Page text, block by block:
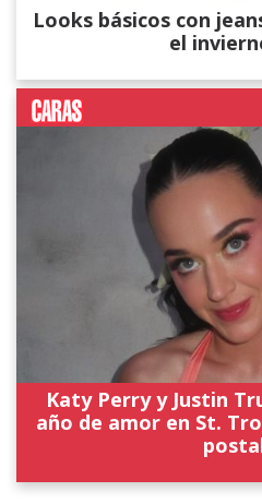
Looks básicos con
el
Katy Perry y Justin
año de amor en St.